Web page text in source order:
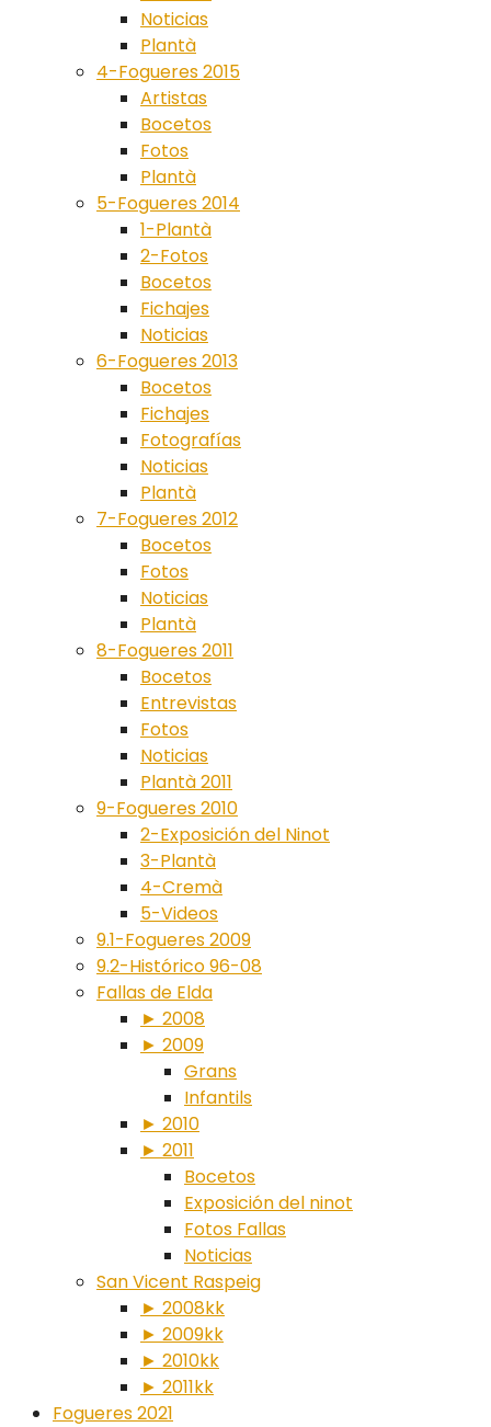
Noticias
Plantà
4-Fogueres 2015
Artistas
Bocetos
Fotos
Plantà
5-Fogueres 2014
1-Plantà
2-Fotos
Bocetos
Fichajes
Noticias
6-Fogueres 2013
Bocetos
Fichajes
Fotografías
Noticias
Plantà
7-Fogueres 2012
Bocetos
Fotos
Noticias
Plantà
8-Fogueres 2011
Bocetos
Entrevistas
Fotos
Noticias
Plantà 2011
9-Fogueres 2010
2-Exposición del Ninot
3-Plantà
4-Cremà
5-Videos
9.1-Fogueres 2009
9.2-Histórico 96-08
Fallas de Elda
► 2008
► 2009
Grans
Infantils
► 2010
► 2011
Bocetos
Exposición del ninot
Fotos Fallas
Noticias
San Vicent Raspeig
► 2008kk
► 2009kk
► 2010kk
► 2011kk
Fogueres 2021